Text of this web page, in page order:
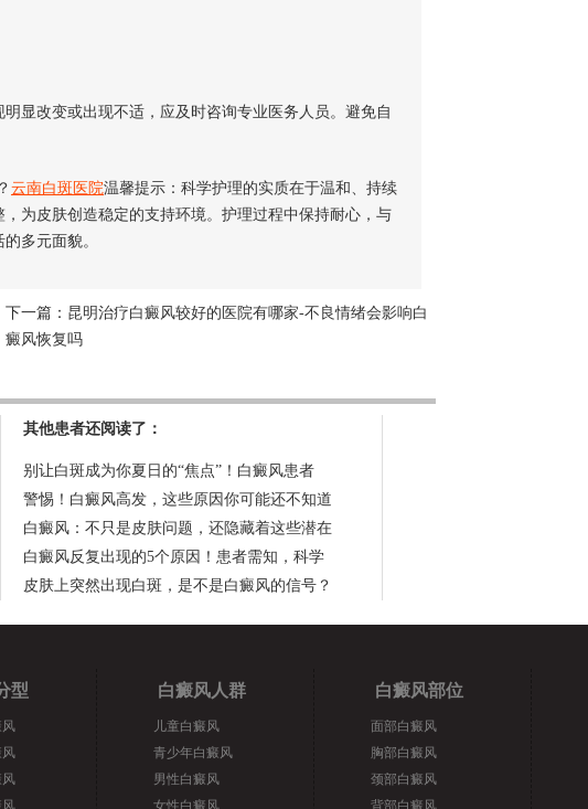
改变或出现不适，应及时咨询专业医务人员。避免自
云南白斑医院温馨提示：科学护理的实质在于温和、持续
为皮肤创造稳定的支持环境。护理过程中保持耐心，与
多元面貌。
下一篇： 昆明治疗白癜风较好的医院有哪家-不良情绪会影响白
癜风恢复吗
其他患者还阅读了：
别让白斑成为你夏日的“焦点”！白癜风患者
警惕！白癜风高发，这些原因你可能还不知道
白癜风：不只是皮肤问题，还隐藏着这些潜在
白癜风反复出现的5个原因！患者需知，科学
皮肤上突然出现白斑，是不是白癜风的信号？
型
风
风
白癜风人群
儿童白癜风
青少年白癜风
男性白癜风
女性白癜风
白癜风部位
面部白癜风
胸部白癜风
颈部白癜风
背部白癜风